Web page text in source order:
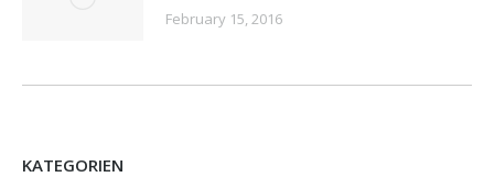
February 15, 2016
KATEGORIEN